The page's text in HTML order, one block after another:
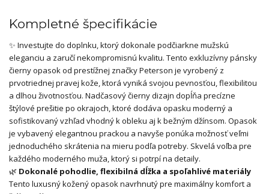
Kompletné špecifikácie
✨ Investujte do doplnku, ktorý dokonale podčiarkne mužskú
eleganciu a zaručí nekompromisnú kvalitu. Tento exkluzívny pánsky
čierny opasok od prestížnej značky Peterson je vyrobený z
prvotriednej pravej kože, ktorá vyniká svojou pevnosťou, flexibilitou
a dlhou životnosťou. Nadčasový čierny dizajn dopĺňa precízne
štýlové prešitie po okrajoch, ktoré dodáva opasku moderný a
sofistikovaný vzhľad vhodný k obleku aj k bežným džínsom. Opasok
je vybavený elegantnou prackou a navyše ponúka možnosť veľmi
jednoduchého skrátenia na mieru podľa potreby. Skvelá voľba pre
každého moderného muža, ktorý si potrpí na detaily.
🌿 Dokonalé pohodlie, flexibilná dĺžka a spoľahlivé materiály
Tento luxusný kožený opasok navrhnutý pre maximálny komfort a